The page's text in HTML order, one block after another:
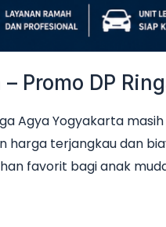
Promo DP
Agya Yogyakarta
terjangkau dan
favorit bagi anak